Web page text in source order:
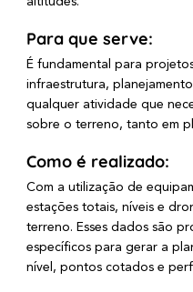
Para que serve:
É fundamental para
infraestrutura,
qualquer atividade que
sobre o terreno, tanto em
Como é realizado:
Com a utilização de
estações totais, níveis e
terreno. Esses dados são
específicos para gerar a
nível, pontos cotados e